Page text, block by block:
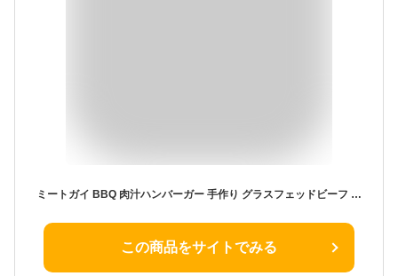
ミートガイ BBQ 肉汁ハンバーガー 手作り グラスフェッドビーフ 牛肉 100% パティ (100g×8枚)
この商品をサイトでみる